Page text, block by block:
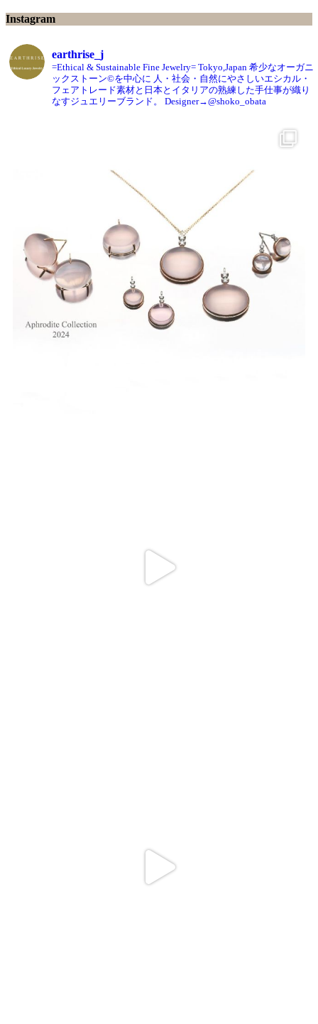
Instagram
earthrise_j
=Ethical & Sustainable Fine Jewelry= Tokyo,Japan 希少なオーガニ
ックストーン©️を中心に 人・社会・自然にやさしいエシカル・
フェアトレード素材と日本とイタリアの熟練した手仕事が織り
なすジュエリーブランド。
Designer→@shoko_obata